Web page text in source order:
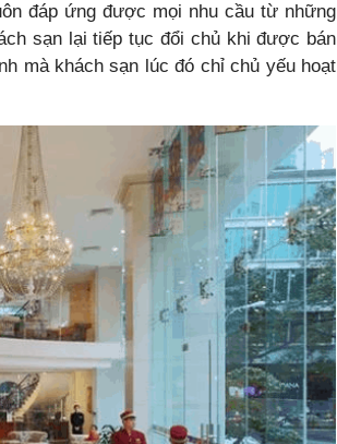
đáp ứng được mọi nhu cầu từ những
sạn lại tiếp tục đổi chủ khi được bán
mà khách sạn lúc đó chỉ chủ yếu hoạt